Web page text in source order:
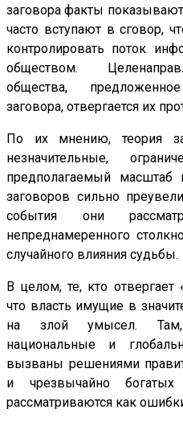
заговора факты
часто вступают в сговор,
контролировать поток
обществом.
общества,
заговора, отвергается их
По их мнению, теория
незначительные,
предполагаемый масштаб
заговоров сильно
события они
непреднамеренного
случайного влияния судьбы.
В целом, те, кто отвергает
что власть имущие в
на злой умысел. Там,
национальные и
вызваны решениями
и чрезвычайно
рассматриваются как